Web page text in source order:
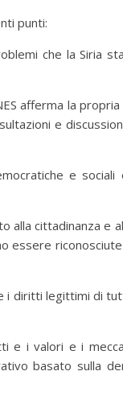
punti:
che la Siria
afferma la
e
e sociali
cittadinanza e
essere
i diritti legittimi di
i valori e i
basato sulla